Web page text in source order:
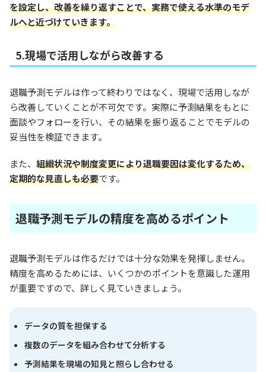
を設定し、改善を繰り返すことで、実務で使える水準のモデ
ルへと近づけていきます。
5.現場で活用しながら改善する
退職予測モデルは作って終わりではなく、現場で活用しなが
ら改善していくことが不可欠です。実際に予測結果をもとに
面談やフォローを行い、その結果を振り返ることでモデルの
妥当性を検証できます。
また、 組織状況や制度変更により退職要因は変化するため、
定期的な見直しも必要です。
退職予測モデルの精度を高めるポイント
退職予測モデルは作るだけでは十分な効果を発揮しません。
精度を高めるためには、いくつかのポイントを意識した運用
が重要ですので、詳しく見ていきましょう。
データの質を担保する
複数のデータを組み合わせて分析する
予測結果を現場の知見と照らし合わせる